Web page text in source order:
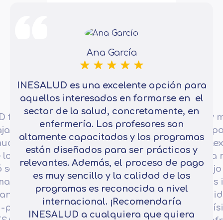
fue
en
la
seguir
del
Ana García
INESALUD es una excelente opción para
aquellos interesados en formarse en el
sector de la salud, concretamente, en
enfermería. Los profesores son
altamente capacitados y los programas
están diseñados para ser prácticos y
relevantes. Además, el proceso de pago
es muy sencillo y la calidad de los
programas es reconocida a nivel
internacional. ¡Recomendaría
INESALUD a cualquiera que quiera
Estoy
La
para
trabajo